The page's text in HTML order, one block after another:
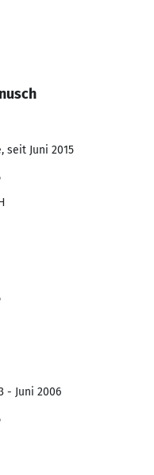
seit Juni 2015
- Juni 2006